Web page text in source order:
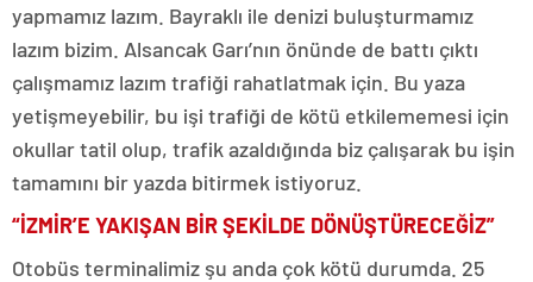
yapmamız lazım. Bayraklı ile denizi buluşturmamız
lazım bizim. Alsancak Garı’nın önünde de battı çıktı
çalışmamız lazım trafiği rahatlatmak için. Bu yaza
yetişmeyebilir, bu işi trafiği de kötü etkilememesi için
okullar tatil olup, trafik azaldığında biz çalışarak bu işin
tamamını bir yazda bitirmek istiyoruz.
“İZMİR’E YAKIŞAN BİR ŞEKİLDE DÖNÜŞTÜRECEĞİZ”
Otobüs terminalimiz şu anda çok kötü durumda. 25